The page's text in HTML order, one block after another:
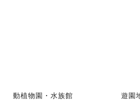
動植物園・水族館 遊園